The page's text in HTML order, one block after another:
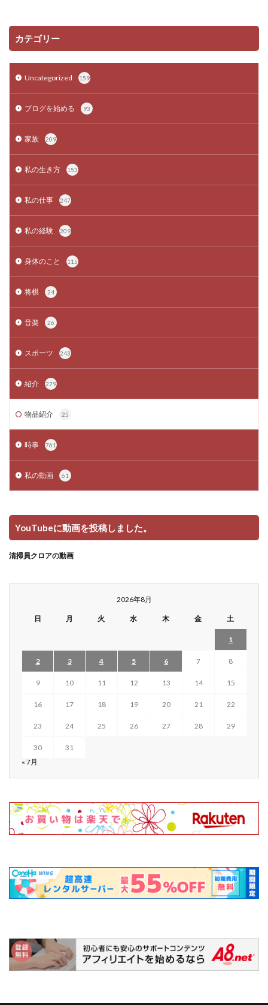
カテゴリー
Uncategorized 159
ブログを始める 93
家族 209
私の生き方 153
私の仕事 247
私の経験 209
身体のこと 115
将棋 24
音楽 26
スポーツ 243
紹介 279
物品紹介 25
時事 761
私の動画 61
YouTubeに動画を投稿しました。
清掃員クロアの動画
2026年8月
日 月 火 水 木 金 土
1
2 3 4 5 6 7 8
9 10 11 12 13 14 15
16 17 18 19 20 21 22
23 24 25 26 27 28 29
30
31
« 7月